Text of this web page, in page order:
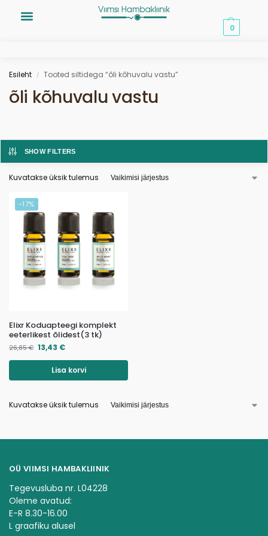
0
Esileht / Tooted siltidega “õli kõhuvalu vastu”
õli kõhuvalu vastu
SHOW FILTERS
Kuvatakse üksik tulemus
-17%
Elixr Koduapteegi komplekt
eeterlikest õlidest(3 tk)
26,85€ 13,43 €
Lisa korvi
Kuvatakse üksik tulemus
OÜ VIIMSI HAMBAKLIINIK
Tegevusluba nr. L04228
Oleme avatud:
E-R 8.30-16.00
L graafiku alusel